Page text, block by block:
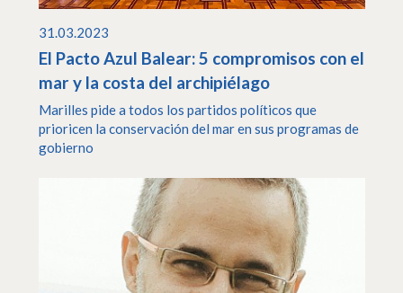
31.03.2023
El Pacto Azul Balear: 5 compromisos con el
mar y la costa del archipiélago
Marilles pide a todos los partidos políticos que
prioricen la conservación del mar en sus programas de
gobierno